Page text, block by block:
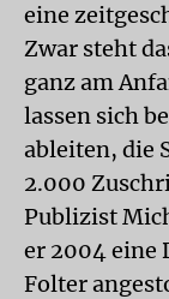
eine
Zwar steht
ganz am
lassen sich
ableiten, die
2.000
Publizist
er 2004 eine
Folter